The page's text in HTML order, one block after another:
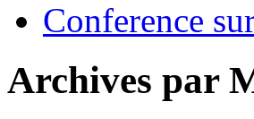
Conference
Archives par